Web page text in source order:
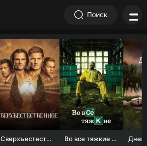
Поиск
Сверхъестественное Во все тяжкие 1-5 сезон